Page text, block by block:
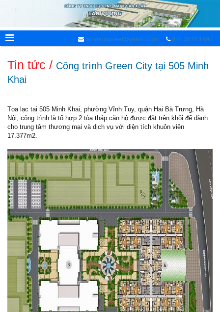
024.3514.1997
tanvuongsteel@yahoo.com
Tin tức / Công trình Green City tại 505 Minh
Khai
Tọa lạc tại 505 Minh Khai, phường Vĩnh Tuy, quận Hai Bà Trưng, Hà
Nội, công trình là tổ hợp 2 tòa tháp căn hộ được đặt trên khối đế dành
cho trung tâm thương mại và dịch vụ với diện tích khuôn viên
17.377m2.